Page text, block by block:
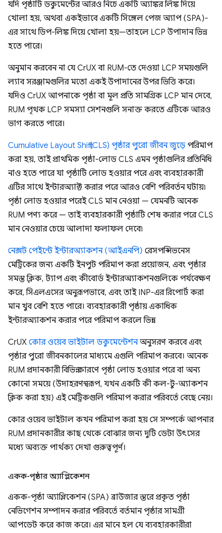
যদি পৃষ্ঠাটি ডকুমেন্টের আরও নিচে একটি অ্যাঙ্কর লিঙ্ক দিয়ে
খোলা হয়, অথবা একইভাবে একটি সিঙ্গেল পেজ অ্যাপ (SPA)-
এর সাথে ডিপ-লিঙ্ক দিয়ে খোলা হয়—তাহলে LCP উপাদান ভিন্ন
হতে পারে।
অনুমান করবেন না যে CrUX বা RUM-তে দেওয়া LCP সময়গুলি
ল্যাব সরঞ্জামগুলির মতো একই উপাদানের উপর ভিত্তি করে।
যদিও CrUX আপনাকে পৃষ্ঠা বা মূল প্রতি সামগ্রিক LCP মান দেবে,
RUM পৃথক LCP সমস্যা সেশনগুলি সনাক্ত করতে এটিকে আরও
ভাগ করতে পারে।
Cumulative Layout Shift (CLS) পৃষ্ঠার পুরো জীবন জুড়েপরিমাপ
করা হয়, তাই প্রাথমিক পৃষ্ঠা-লোড CLS এমন পৃষ্ঠাগুলির প্রতিনিধি
নাও হতে পারে যা পৃষ্ঠাটি লোড হওয়ার পরে এবং ব্যবহারকারী
এটির সাথে ইন্টারঅ্যাক্ট করার পরে আরও বেশি পরিবর্তন ঘটায়৷
পৃষ্ঠা লোড হওয়ার পরেই CLS মান নেওয়া — যেমনটি অনেক
RUM পণ্য করে — তাই ব্যবহারকারী পৃষ্ঠাটি শেষ করার পরে CLS
মান নেওয়ার চেয়ে আলাদা ফলাফল দেবে৷
নেক্সট পেইন্টে ইন্টারঅ্যাকশন (আইএনপি) রেসপন্সিভনেস
মেট্রিকের জন্য একটি ইনপুট পরিমাপ করা প্রয়োজন, এবং পৃষ্ঠার
সমস্ত ক্লিক, ট্যাপ এবং কীবোর্ড ইন্টারঅ্যাকশনগুলিকে পর্যবেক্ষণ
করে, সিএলএসের অনুরূপভাবে, এবং তাই INP-এর রিপোর্ট করা
মান খুব বেশি হতে পারে। ব্যবহারকারী পৃষ্ঠায় একাধিক
ইন্টারঅ্যাকশন করার পরে পরিমাপ করলে ভিন্ন।
CrUX কোর ওয়েব ভাইটাল ডকুমেন্টেশনঅনুসরণ করবে এবং
পৃষ্ঠার পুরো জীবনকালের মাধ্যমে এগুলি পরিমাপ করবে। অনেক
RUM প্রদানকারী বিভিন্ন কারণে পৃষ্ঠা লোড হওয়ার পরে বা অন্য
কোনো সময়ে (উদাহরণস্বরূপ, যখন একটি কী কল-টু-অ্যাকশন
ক্লিক করা হয়) এই মেট্রিকগুলি পরিমাপ করার পরিবর্তে বেছে নেয়।
কোর ওয়েব ভাইটাল কখন পরিমাপ করা হয় সে সম্পর্কে আপনার
RUM প্রদানকারীর কাছ থেকে বোঝার জন্য দুটি ডেটা উৎসের
মধ্যে অব্যক্ত পার্থক্য দেখা গুরুত্বপূর্ণ।
একক-পৃষ্ঠার অ্যাপ্লিকেশন
একক-পৃষ্ঠা অ্যাপ্লিকেশন (SPA) ব্রাউজার স্তরে প্রকৃত পৃষ্ঠা
নেভিগেশন সম্পাদন করার পরিবর্তে বর্তমান পৃষ্ঠার সামগ্রী
আপডেট করে কাজ করে। এর মানে হল যে ব্যবহারকারীরা